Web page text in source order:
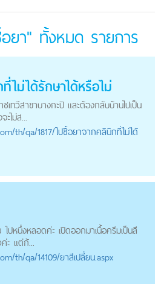
ยา" ทั้งหมด รายการ
ไม่ได้รักษาได้หรือไม่
เทวีสาขาบางกะปิ และต้องกลับบ้านไปเป็น
ะไม่ส...
/th/qa/1817/ไปซื้อยาจากคลินิกที่ไม่ได้
ปหนึ่งหลอดค่ะ เปิดออกมาเนื้อครีมเป็นสี
ะ แต่ก้...
/th/qa/14109/ยาสีเปลี่ยน.aspx